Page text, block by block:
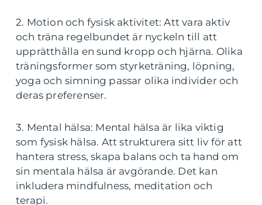
2. Motion och fysisk aktivitet: Att vara aktiv
och träna regelbundet är nyckeln till att
upprätthålla en sund kropp och hjärna. Olika
träningsformer som styrketräning, löpning,
yoga och simning passar olika individer och
deras preferenser.
3. Mental hälsa: Mental hälsa är lika viktig
som fysisk hälsa. Att strukturera sitt liv för att
hantera stress, skapa balans och ta hand om
sin mentala hälsa är avgörande. Det kan
inkludera mindfulness, meditation och
terapi.